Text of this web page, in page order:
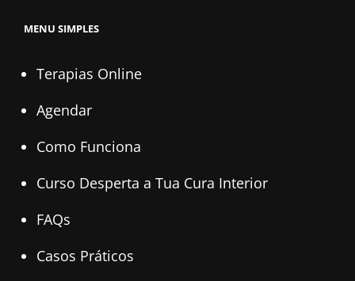
MENU SIMPLES
Terapias Online
Agendar
Como Funciona
Curso Desperta a Tua Cura Interior
FAQs
Casos Práticos